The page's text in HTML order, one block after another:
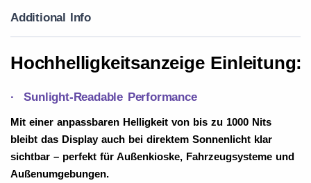
Additional Info
Hochhelligkeitsanzeige Einleitung:
· Sunlight-Readable Performance
Mit einer anpassbaren Helligkeit von bis zu 1000 Nits
bleibt das Display auch bei direktem Sonnenlicht klar
sichtbar – perfekt für Außenkioske, Fahrzeugsysteme und
Außenumgebungen.